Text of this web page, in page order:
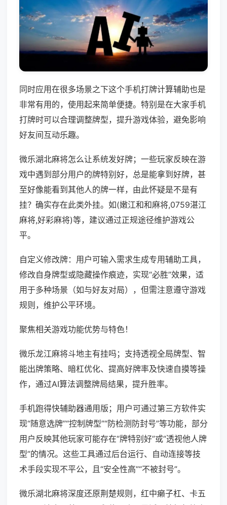
同时应用在很多场景之下这个手机打牌计算辅助也是
非常有用的，使用起来简单便捷。特别是在大家手机
打牌时可以合理调整牌型，提升游戏体验，避免影响
好友间互动乐趣。
微乐湖北麻将怎么让系统发好牌；一些玩家反映在游
戏中遇到部分用户的牌特别好，总是能拿到好牌，甚
至好像能看到其他人的牌一样，由此怀疑是不是有
挂？确实存在此类外挂。如(嫩江和和麻将,0759湛江
麻将,好彩麻将)等，建议通过正规途径维护游戏公
平。
自定义修改牌：用户可输入需求生成专用辅助工具，
修改自身牌型或隐藏操作痕迹，实现“必胜”效果，适
用于多种场景（如与好友对局），但需注意遵守游戏
规则，维护公平环境。
聚焦相关游戏功能优势与特色！
微乐龙江麻将斗地主有挂吗；支持透视全局牌型、智
能出牌策略、暗杠优化、提高好牌率及快速自摸等操
作，通过AI算法调整牌局结果，提升胜率。
手机跑得快辅助器通用版；用户可通过第三方软件实
现“随意选牌”“控制牌型”“防检测防封号”等功能，部分
用户反映其他玩家可能存在“牌特别好”或“透视他人牌
型”的情况。这些工具通过后台运行、自动连接等技
术手段实现不平公，且“安全性高”“不被封号”。
微乐湖北麻将深度还原荆楚规则，红中癞子杠、卡五